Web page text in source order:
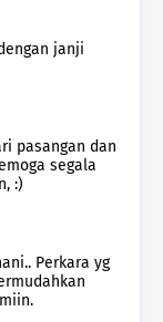
janji
pasangan dan
segala
:)
Perkara yg